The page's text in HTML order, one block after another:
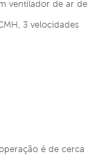
ventilador de ar de
3 velocidades
é de cerca